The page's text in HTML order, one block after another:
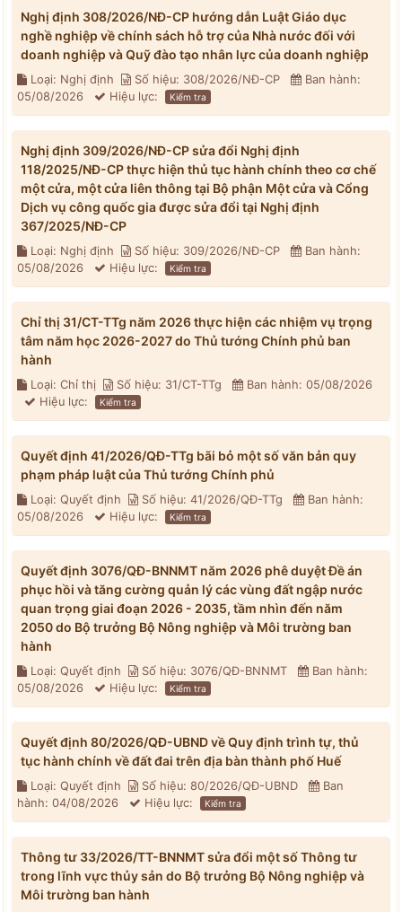
Nghị định 308/2026/NĐ-CP hướng dẫn Luật Giáo dục
nghề nghiệp về chính sách hỗ trợ của Nhà nước đối với
doanh nghiệp và Quỹ đào tạo nhân lực của doanh nghiệp
Loại: Nghị định Số hiệu: 308/2026/NĐ-CP
Ban hành:
05/08/2026
Hiệu lực: Kiểm tra
Nghị định 309/2026/NĐ-CP sửa đổi Nghị định
118/2025/NĐ-CP thực hiện thủ tục hành chính theo cơ chế
một cửa, một cửa liên thông tại Bộ phận Một cửa và Cổng
Dịch vụ công quốc gia được sửa đổi tại Nghị định
367/2025/NĐ-CP
Loại: Nghị định Số hiệu: 309/2026/NĐ-CP
Ban hành:
05/08/2026
Hiệu lực: Kiểm tra
Chỉ thị 31/CT-TTg năm 2026 thực hiện các nhiệm vụ trọng
tâm năm học 2026-2027 do Thủ tướng Chính phủ ban
hành
Loại: Chỉ thị Số hiệu: 31/CT-TTg
Ban hành: 05/08/2026
Hiệu lực:
Kiểm tra
Quyết định 41/2026/QĐ-TTg bãi bỏ một số văn bản quy
phạm pháp luật của Thủ tướng Chính phủ
Loại: Quyết định Số hiệu: 41/2026/QĐ-TTg
Ban hành:
05/08/2026
Hiệu lực: Kiểm tra
Quyết định 3076/QĐ-BNNMT năm 2026 phê duyệt Đề án
phục hồi và tăng cường quản lý các vùng đất ngập nước
quan trọng giai đoạn 2026 - 2035, tầm nhìn đến năm
2050 do Bộ trưởng Bộ Nông nghiệp và Môi trường ban
hành
Loại: Quyết định Số hiệu: 3076/QĐ-BNNMT
Ban hành:
05/08/2026
Hiệu lực: Kiểm tra
Quyết định 80/2026/QĐ-UBND về Quy định trình tự, thủ
tục hành chính về đất đai trên địa bàn thành phố Huế
Loại: Quyết định Số hiệu: 80/2026/QĐ-UBND
Ban
hành: 04/08/2026
Hiệu lực: Kiểm tra
Thông tư 33/2026/TT-BNNMT sửa đổi một số Thông tư
trong lĩnh vực thủy sản do Bộ trưởng Bộ Nông nghiệp và
Môi trường ban hành